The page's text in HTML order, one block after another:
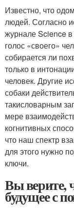
Известно, что
людей. Согласно
журнале Science в
голос «своего»
собирается ли
только в
человек. Другие
собаки
такисловарным
мере
когнитивных
что наш спектр
для этого нужно
ключи.
Вы верите,
будущее с